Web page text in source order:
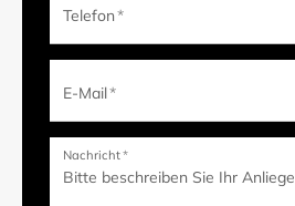
Telefon*
E-Mail*
Nachricht*